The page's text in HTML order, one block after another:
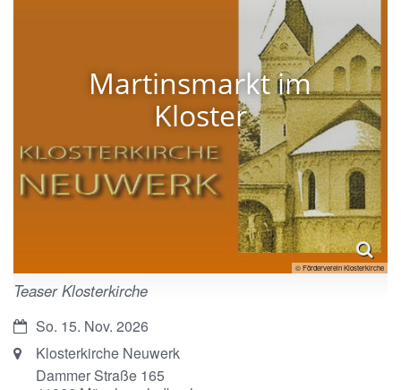
Martinsmarkt im
Kloster
© Förderverein Klosterkirche
Teaser Klosterkirche
Datum:So. 15. Nov. 2026
Ort: Klosterkirche Neuwerk
Dammer Straße 165